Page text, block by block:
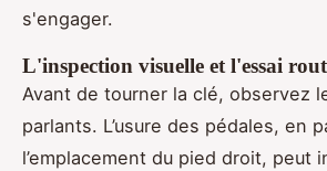
s'engager.
L'inspection visuelle et l'essai
Avant de tourner la clé, observez
parlants. L’usure des pédales, en
l’emplacement du pied droit, peut